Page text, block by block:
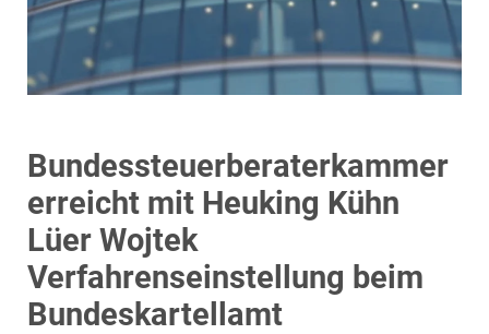
Bundessteuerberaterkammer
erreicht mit Heuking Kühn
Lüer Wojtek
Verfahrenseinstellung beim
Bundeskartellamt